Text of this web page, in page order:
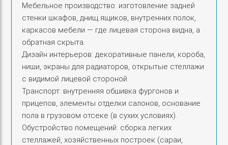
Мебельное производство: изготовление задней
стенки шкафов, днищ ящиков, внутренних полок,
каркасов мебели — где лицевая сторона видна, а
обратная скрыта.
Дизайн интерьеров: декоративные панели, короба,
ниши, экраны для радиаторов, открытые стеллажи
с видимой лицевой стороной.
Транспорт: внутренняя обшивка фургонов и
прицепов, элементы отделки салонов, основание
пола в грузовом отсеке (в сухих условиях).
Обустройство помещений: сборка лёгких
стеллажей, хозяйственных построек (сараи,